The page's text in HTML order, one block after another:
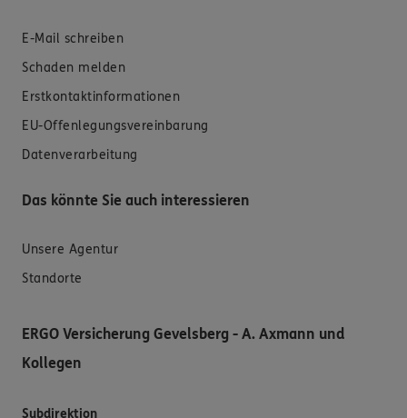
E-Mail schreiben
Schaden melden
Erstkontaktinformationen
EU-Offenlegungsvereinbarung
Datenverarbeitung
Das könnte Sie auch interessieren
Unsere Agentur
Standorte
ERGO Versicherung Gevelsberg - A. Axmann und
Kollegen
Subdirektion